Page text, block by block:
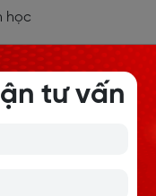
học
chỉ
học
khóa
tư vấn